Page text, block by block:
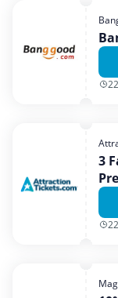
3